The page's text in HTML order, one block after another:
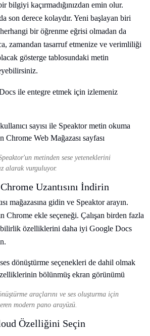
bilgiyi kaçırmadığınızdan emin olur.
son derece kolaydır. Yeni başlayan biri
bir öğrenme eğrisi olmadan da
zamandan tasarruf etmenize ve verimliliği
gösterge tablosundaki metin
ile entegre etmek için izlemeniz
metinden sese yeteneklerini
alarak vurguluyor.
Uzantısını İndirin
mağazasına gidin ve Speaktor arayın.
Chrome ekle seçeneği. Çalışan birden fazla
özelliklerini daha iyi Google Docs
araçlarını ve ses oluşturma için
modern pano arayüzü.
Özelliğini Seçin